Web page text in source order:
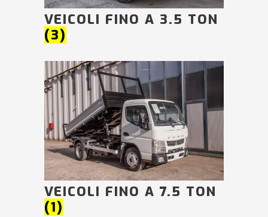
VEICOLI FINO A 3.5 TON
(3)
VEICOLI FINO A 7.5 TON
(1)